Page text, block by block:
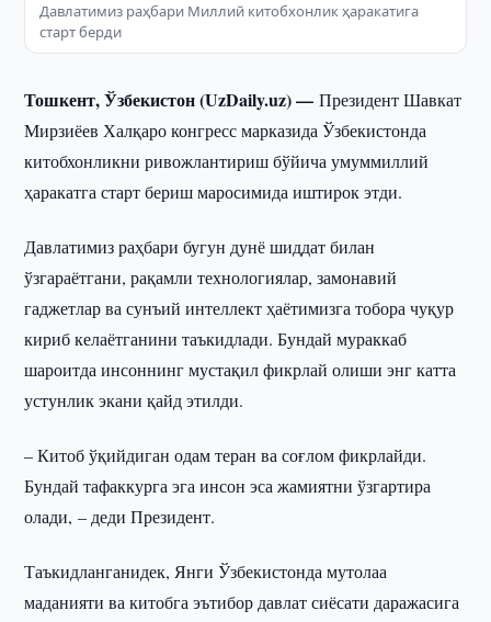
Давлатимиз раҳбари Миллий китобхонлик ҳаракатига
старт берди
Тошкент, Ўзбекистон (UzDaily.uz) —Президент Шавкат
Мирзиёев Халқаро конгресс марказида Ўзбекистонда
китобхонликни ривожлантириш бўйича умуммиллий
ҳаракатга старт бериш маросимида иштирок этди.
Давлатимиз раҳбари бугун дунё шиддат билан
ўзгараётгани, рақамли технологиялар, замонавий
гаджетлар ва сунъий интеллект ҳаётимизга тобора чуқур
кириб келаётганини таъкидлади. Бундай мураккаб
шароитда инсоннинг мустақил фикрлай олиши энг катта
устунлик экани қайд этилди.
– Китоб ўқийдиган одам теран ва соғлом фикрлайди.
Бундай тафаккурга эга инсон эса жамиятни ўзгартира
олади, – деди Президент.
Таъкидланганидек, Янги Ўзбекистонда мутолаа
маданияти ва китобга эътибор давлат сиёсати даражасига